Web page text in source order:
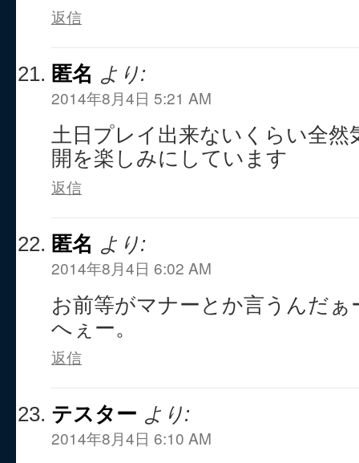
返信
匿名 より:
2014年8月4日 5:21 AM
土日プレイ出来ないくらい全然
開を楽しみにしています
返信
匿名 より:
2014年8月4日 6:02 AM
お前等がマナーとか言うんだぁ
へぇー。
返信
テスター より:
2014年8月4日 6:10 AM